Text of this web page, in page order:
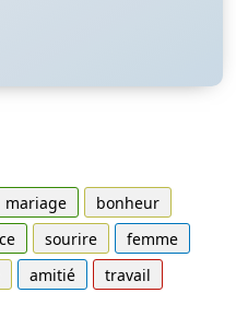
mariage
bonheur
sourire
femme
amitié
travail